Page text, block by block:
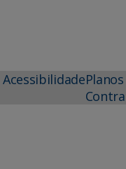
Acessibilidade